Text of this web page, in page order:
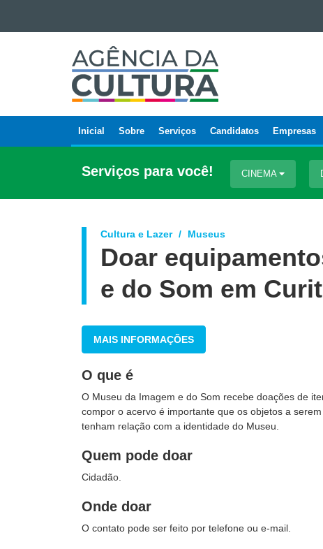
Ir para a navegação
Ir para a busca
AGÊNCIA
DA
CULTURA
Navegação
principal
Inicial Sobre Serviços Candidatos Empresas
Serviços para você! CINEMA
Cultura e Lazer Museus
Doar
e do Som em
MAIS INFORMAÇÕES
O que é
O Museu da Imagem e do Som recebe doações de
compor o acervo é importante que os objetos a
tenham relação com a identidade do Museu.
Quem pode doar
Cidadão.
Onde doar
O contato pode ser feito por telefone ou e-mail.